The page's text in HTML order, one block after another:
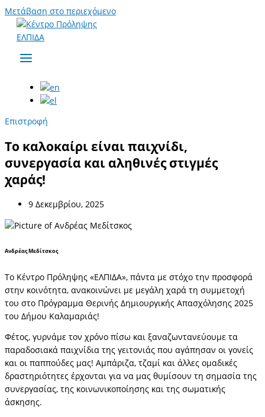
Μετάβαση στο περιεχόμενο
Επιστροφή
Το καλοκαίρι είναι παιχνίδι,
συνεργασία και αληθινές στιγμές
χαράς!
9 Δεκεμβρίου, 2025
Ανδρέας Μεδίτσκος
Το Κέντρο Πρόληψης «ΕΛΠΙΔΑ», πάντα με στόχο την προσφορά
στην κοινότητα, ανακοινώνει με μεγάλη χαρά τη συμμετοχή
του στο Πρόγραμμα Θερινής Δημιουργικής Απασχόλησης 2025
του Δήμου Καλαμαριάς!
Φέτος, γυρνάμε τον χρόνο πίσω και ξαναζωντανεύουμε τα
παραδοσιακά παιχνίδια της γειτονιάς που αγάπησαν οι γονείς
και οι παππούδες μας! Αμπάριζα, τζαμί και άλλες ομαδικές
δραστηριότητες έρχονται για να μας θυμίσουν τη σημασία της
συνεργασίας, της κοινωνικοποίησης και της σωματικής
άσκησης.